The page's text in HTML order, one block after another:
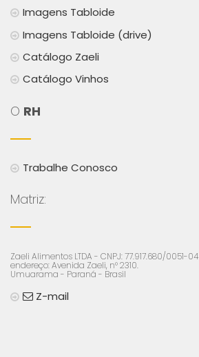
Imagens Tabloide
Imagens Tabloide (drive)
Catálogo Zaeli
Catálogo Vinhos
O RH
Trabalhe Conosco
Matriz:
Zaeli Alimentos LTDA - CNPJ: 77.917.680/0051-
endereço: Avenida Zaeli, n° 2310.
Umuarama - Paraná - Brasil
Z-mail